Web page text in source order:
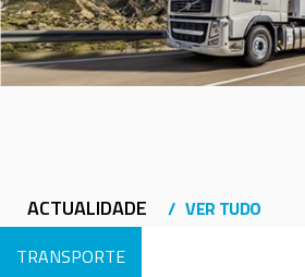
ACTUALIDADE VER TUDO
TRANSPORTE